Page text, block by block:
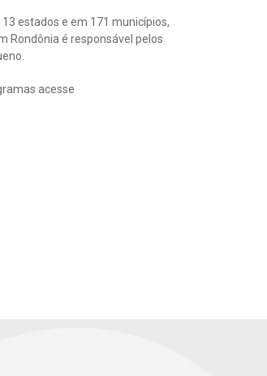
estados e em 171 municípios,
Rondônia é responsável pelos
acesse